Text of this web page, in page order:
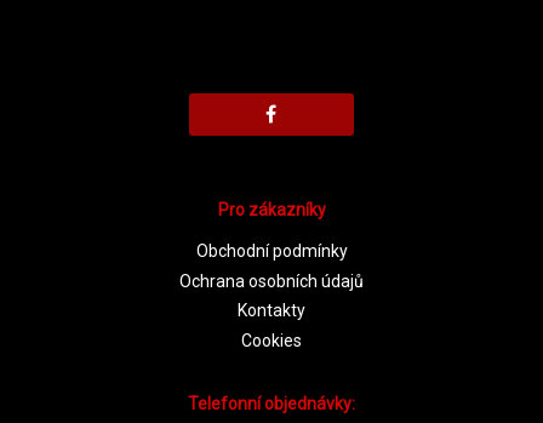
Pro zákazníky
Obchodní podmínky
Ochrana osobních údajů
Kontakty
Cookies
Telefonní objednávky: